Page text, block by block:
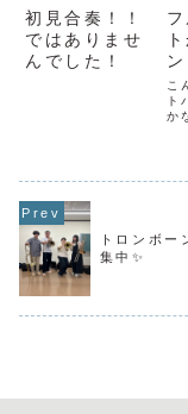
初見合奏！！
ではありませ
んでした！
こ
ト
か
人
の
トロンボー
集中✨